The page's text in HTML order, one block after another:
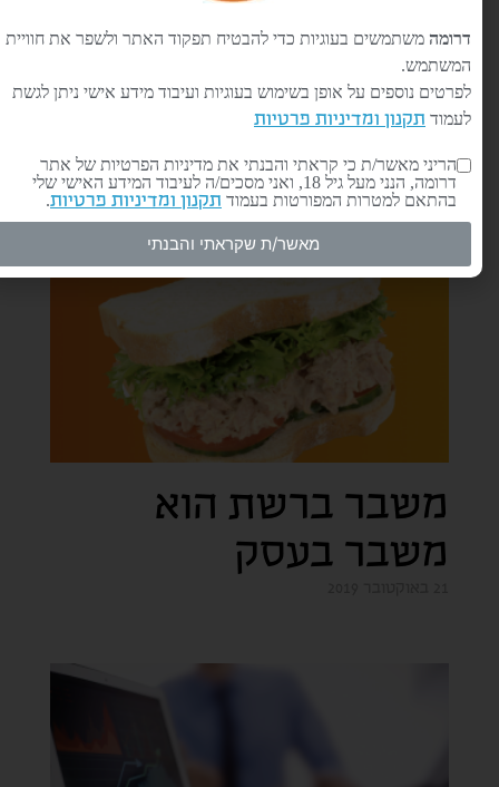
בחירות 2020 – חלק ב'
12 בפברואר 2020
משבר ברשת הוא
משבר בעסק
דרומה משתמשים בעוגיות כדי להבטיח תפקוד האתר ולשפר את חוויית
המשתמש.
לפרטים נוספים על אופן בשימוש בעוגיות ועיבוד מידע אישי ניתן לגשת
לעמוד תקנון ומדיניות פרטיות
הריני מאשר/ת כי קראתי והבנתי את מדיניות הפרטיות של אתר
דרומה, הנני מעל גיל 18, ואני מסכים/ה לעיבוד המידע האישי שלי
בהתאם למטרות המפורטות בעמוד תקנון ומדיניות פרטיות.
מאשר/ת שקראתי והבנתי